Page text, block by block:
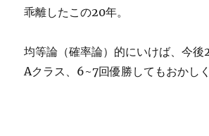
乖離したこの20年。
均等論（確率論）的にいけば、今
Aクラス、6~7回優勝してもおかし